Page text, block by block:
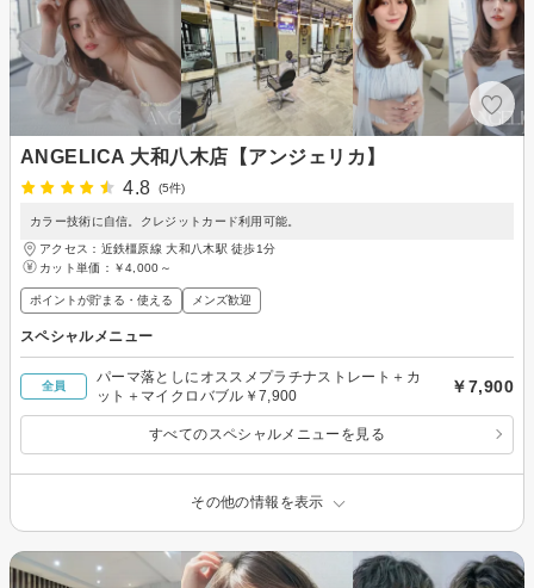
ANGELICA 大和八木店【アンジェリカ】
4.8
(5件)
カラー技術に自信。クレジットカード利用可能。
アクセス：近鉄橿原線 大和八木駅 徒歩1分
カット単価： ￥4,000～
ポイントが貯まる・使える メンズ歓迎
スペシャルメニュー
全員
パーマ落としにオススメプラチナストレート＋カ
ット＋マイクロバブル￥7,900
￥7,900
すべてのスペシャルメニューを見る
その他の情報を表示